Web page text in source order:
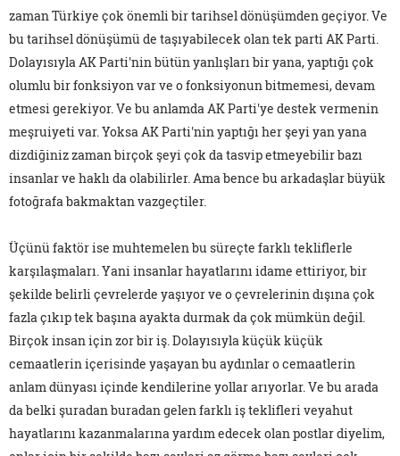
zaman Türkiye çok önemli bir tarihsel dönüşümden geçiyor. Ve
bu tarihsel dönüşümü de taşıyabilecek olan tek parti AK Parti.
Dolayısıyla AK Parti'nin bütün yanlışları bir yana, yaptığı çok
olumlu bir fonksiyon var ve o fonksiyonun bitmemesi, devam
etmesi gerekiyor. Ve bu anlamda AK Parti'ye destek vermenin
meşruiyeti var. Yoksa AK Parti'nin yaptığı her şeyi yan yana
dizdiğiniz zaman birçok şeyi çok da tasvip etmeyebilir bazı
insanlar ve haklı da olabilirler. Ama bence bu arkadaşlar büyük
fotoğrafa bakmaktan vazgeçtiler.
Üçünü faktör ise muhtemelen bu süreçte farklı tekliflerle
karşılaşmaları. Yani insanlar hayatlarını idame ettiriyor, bir
şekilde belirli çevrelerde yaşıyor ve o çevrelerinin dışına çok
fazla çıkıp tek başına ayakta durmak da çok mümkün değil.
Birçok insan için zor bir iş. Dolayısıyla küçük küçük
cemaatlerin içerisinde yaşayan bu aydınlar o cemaatlerin
anlam dünyası içinde kendilerine yollar arıyorlar. Ve bu arada
da belki şuradan buradan gelen farklı iş teklifleri veyahut
hayatlarını kazanmalarına yardım edecek olan postlar diyelim,